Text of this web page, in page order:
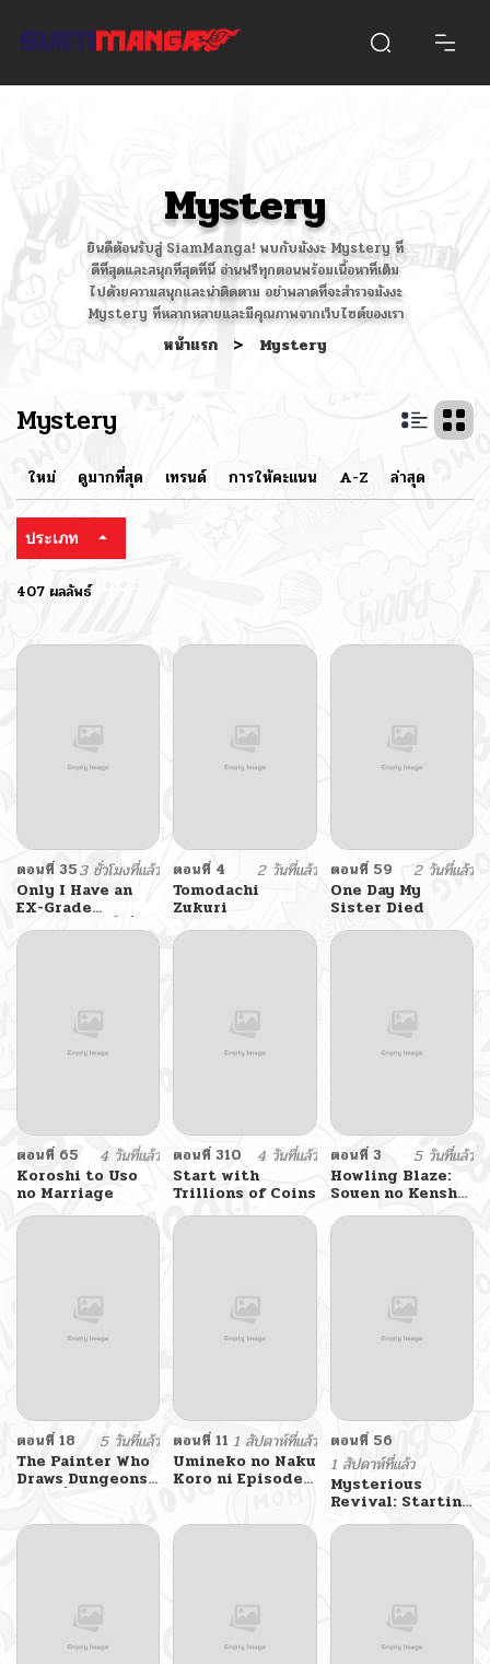
Mystery
ยินดีต้อนรับสู่ SiamManga! พบกับมังงะ Mystery ที่
ดีที่สุดและสนุกที่สุดที่นี่ อ่านฟรีทุกตอนพร้อมเนื้อหาที่เต็ม
ไปด้วยความสนุกและน่าติดตาม อย่าพลาดที่จะสำรวจมังงะ
Mystery ที่หลากหลายและมีคุณภาพจากเว็บไซต์ของเรา
หน้าแรก > Mystery
Mystery
ใหม่ ดูมากที่สุด เทรนด์ การให้คะแนน A-Z ล่าสุด
ประเภท
407 ผลลัพธ์
ตอนที่ 353 ชั่วโมงที่แล้ว
Only I Have an
EX-Grade
Summon ฉันคือผู้
อัญเชิญระดับแรงก์
ตอนที่ 4
2 วันที่แล้ว
Tomodachi
Zukuri
ตอนที่ 59
2 วันที่แล้ว
One Day My
Sister Died
ตอนที่ 65
4 วันที่แล้ว
Koroshi to Uso
no Marriage
ตอนที่ 310
4 วันที่แล้ว
Start with
Trillions of Coins
ตอนที่ 3
5 วันที่แล้ว
Howling Blaze:
Souen no Kenshi
to Fushi no Majo
ตอนที่ 18
5 วันที่แล้ว
The Painter Who
Draws Dungeons
ตอนที่ 11 1 สัปดาห์ที่แล้ว
Umineko no Naku
Koro ni Episode
ตอนที่ 56
1 สัปดาห์ที่แล้ว
Mysterious
Revival: Starting
With a Trillion
Ghost Coins